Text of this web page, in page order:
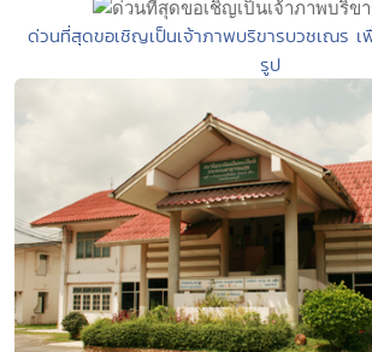
ด่วนที่สุดขอเชิญเป็นเจ้าภาพบริขารบวชเณร
รูป